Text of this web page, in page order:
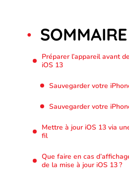
SOMMAIRE
Préparer l’appareil avant
iOS 13
Sauvegarder votre
Sauvegarder votre
Mettre à jour iOS 13 via
fil
Que faire en cas
de la mise à jour iOS 13 ?